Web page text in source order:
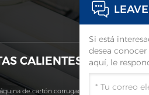
CALIENTES
de cartón corrugado Continúe
Si está
desea
aquí, le